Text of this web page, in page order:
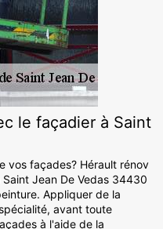
le façadier à Saint
vos façades? Hérault rénov
Jean De Vedas 34430
Appliquer de la
avant toute
à l'aide de la